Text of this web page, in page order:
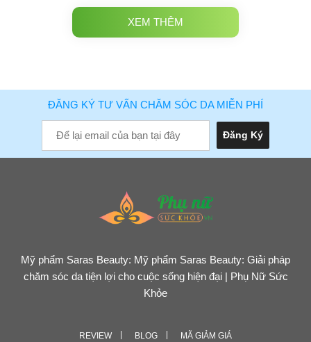
XEM THÊM
ĐĂNG KÝ TƯ VẤN CHĂM SÓC DA MIỄN PHÍ
Mỹ phẩm Saras Beauty: Mỹ phẩm Saras Beauty: Giải pháp
chăm sóc da tiện lợi cho cuộc sống hiện đại | Phụ Nữ Sức
Khỏe
REVIEW BLOG MÃ GIẢM GIÁ